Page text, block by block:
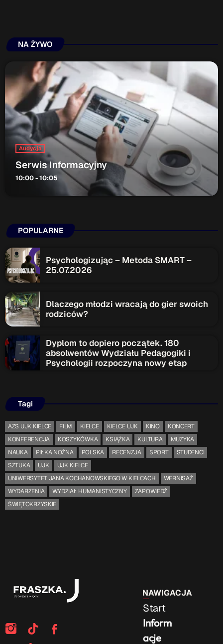
NA ŻYWO
Audycja
Serwis Informacyjny
10:00 - 10:05
POPULARNE
Psychologizując – Metoda SMART –
25.07.2026
Dlaczego młodzi wracają do gier swoich
rodziców?
Dyplom to dopiero początek. 180
absolwentów Wydziału Pedagogiki i
Psychologii rozpoczyna nowy etap
Tagi
AZS UJK KIELCE FILM KIELCE KIELCE UJK KINO
KONCERT
KONFERENCJA
KOSZYKÓWKA KSIĄŻKA KULTURA
MUZYKA
NAUKA
PIŁKA NOŻNA POLSKA RECENZJA SPORT
STUDENCI
SZTUKA
UJK
UJK KIELCE
UNIWERSYTET JANA KOCHANOWSKIEGO W KIELCACH
WERNISAŻ
WYDARZENIA
WYDZIAŁ HUMANISTYCZNY
ZAPOWIEDŹ
ŚWIĘTOKRZYSKIE
Start
Inform
acje
NAWIGACJA